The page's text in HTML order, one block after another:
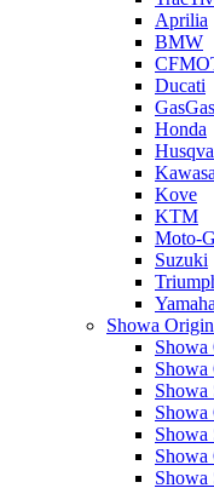
Aprilia
BMW
Ducati
GasGas
Honda
Kove
KTM
Moto-
Suzuki
Yamaha
Showa
Showa
Showa
Showa
Showa
Showa
Showa
Showa